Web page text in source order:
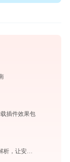
插件效果包
富士施乐C336打印机驱动下载安装步骤详细解析，让安装更简单